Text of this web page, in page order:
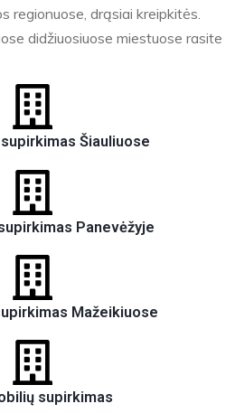
regionuose, drąsiai kreipkitės.
didžiuosiuose miestuose rasite
Šiauliuose
Panevėžyje
Mažeikiuose
supirkimas